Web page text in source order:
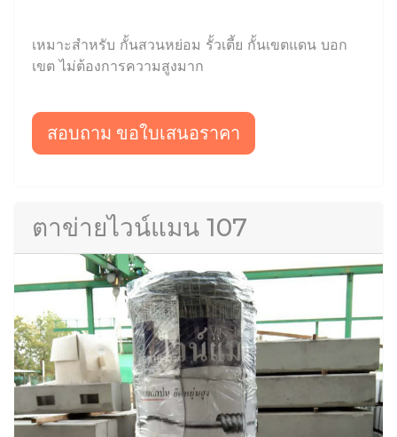
เหมาะสำหรับ กั้นสวนหย่อม รั้วเตี้ย กั้นเขตแดน บอก
เขต ไม่ต้องการความสูงมาก
สอบถาม ขอใบเสนอราคา
ตาข่ายไวน์แมน 107